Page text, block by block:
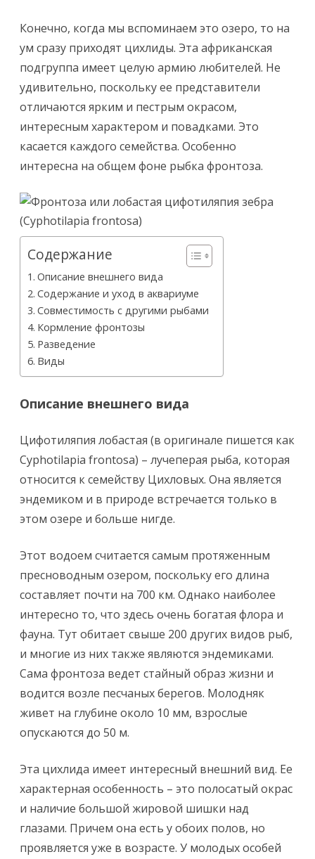
Конечно, когда мы вспоминаем это озеро, то на
ум сразу приходят цихлиды. Эта африканская
подгруппа имеет целую армию любителей. Не
удивительно, поскольку ее представители
отличаются ярким и пестрым окрасом,
интересным характером и повадками. Это
касается каждого семейства. Особенно
интересна на общем фоне рыбка фронтоза.
Содержание
Описание внешнего вида
Содержание и уход в аквариуме
Совместимость с другими рыбами
Кормление фронтозы
Разведение
Виды
Описание внешнего вида
Цифотиляпия лобастая (в оригинале пишется как
Cyphotilapia frontosa) – лучеперая рыба, которая
относится к семейству Цихловых. Она является
эндемиком и в природе встречается только в
этом озере и больше нигде.
Этот водоем считается самым протяженным
пресноводным озером, поскольку его длина
составляет почти на 700 км. Однако наиболее
интересно то, что здесь очень богатая флора и
фауна. Тут обитает свыше 200 других видов рыб,
и многие из них также являются эндемиками.
Сама фронтоза ведет стайный образ жизни и
водится возле песчаных берегов. Молодняк
живет на глубине около 10 мм, взрослые
опускаются до 50 м.
Эта цихлида имеет интересный внешний вид. Ее
характерная особенность – это полосатый окрас
и наличие большой жировой шишки над
глазами. Причем она есть у обоих полов, но
проявляется уже в возрасте. У молодых особей